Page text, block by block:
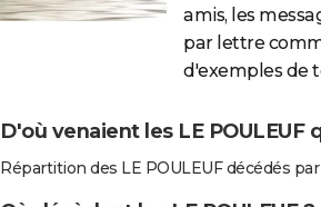
amis, les
par lettre
d'exemples de
D'où venaient les LE
Répartition des LE POULEUF décédés